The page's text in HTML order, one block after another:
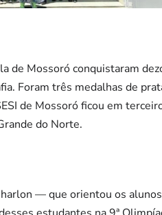
de Mossoró conquistaram
Foram três medalhas de
de Mossoró ficou em
do Norte.
— que orientou os